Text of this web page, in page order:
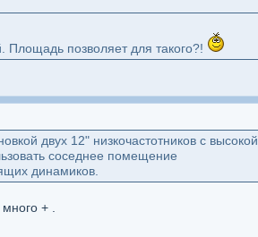
Площадь позволяет для такого?!
двух 12" низкочастотников с высокой
соседнее помещение
динамиков.
+ .